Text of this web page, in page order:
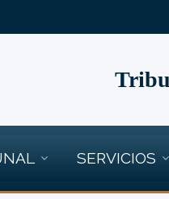
SERVICIOS